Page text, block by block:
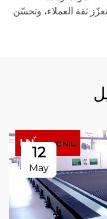
ثقة العملاء، وتحسّن
12
May